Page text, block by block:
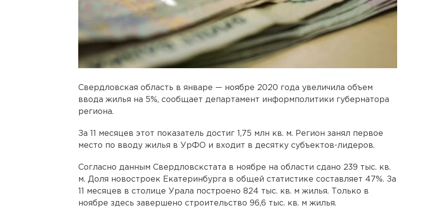
Свердловская область в январе — ноябре 2020 года увеличила объем
ввода жилья на 5%, сообщает департамент информполитики губернатора
региона.
За 11 месяцев этот показатель достиг 1,75 млн кв. м. Регион занял первое
место по вводу жилья в УрФО и входит в десятку субъектов-лидеров.
Согласно данным Свердловскстата в ноябре на области сдано 239 тыс. кв.
м. Доля новостроек Екатеринбурга в общей статистике составляет 47%. За
11 месяцев в столице Урала построено 824 тыс. кв. м жилья. Только в
ноябре здесь завершено строительство 96,6 тыс. кв. м жилья.